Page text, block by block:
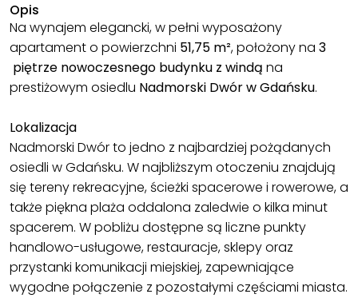
Opis
Na wynajem elegancki, w pełni wyposażony
apartament o powierzchni 51,75 m², położony na 3
piętrze nowoczesnego budynku z windą na
prestiżowym osiedlu Nadmorski Dwór w Gdańsku.
Lokalizacja
Nadmorski Dwór to jedno z najbardziej pożądanych
osiedli w Gdańsku. W najbliższym otoczeniu znajdują
się tereny rekreacyjne, ścieżki spacerowe i rowerowe, a
także piękna plaża oddalona zaledwie o kilka minut
spacerem. W pobliżu dostępne są liczne punkty
handlowo-usługowe, restauracje, sklepy oraz
przystanki komunikacji miejskiej, zapewniające
wygodne połączenie z pozostałymi częściami miasta.